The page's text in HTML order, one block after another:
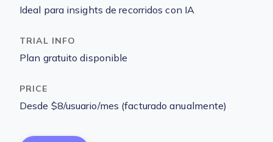
Ideal para insights de recorridos con IA
Plan gratuito disponible
Desde $8/usuario/mes (facturado anualmente)